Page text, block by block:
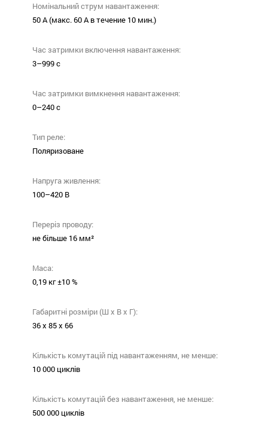
Номінальний струм навантаження:
50 А (макс. 60 А в течение 10 мин.)
Час затримки включення навантаження:
3–999 с
Час затримки вимкнення навантаження:
0–240 с
Тип реле:
Поляризоване
Напруга живлення:
100–420 В
Переріз проводу:
не більше 16 мм²
Маса:
0,19 кг ±10 %
Габаритні розміри (Ш х В х Г):
36 x 85 x 66
Кількість комутацій під навантаженням, не менше:
10 000 циклів
Кількість комутацій без навантаження, не менше:
500 000 циклів